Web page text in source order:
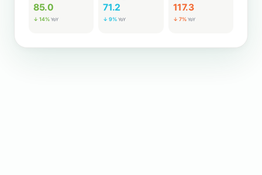
85.0
↓ 14% YoY
71.3
↓ 9%YoY
118.0
↓ 7% YoY